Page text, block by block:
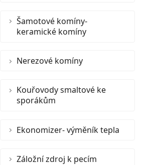
Šamotové komíny-
keramické komíny
Nerezové komíny
Kouřovody smaltové ke
sporákům
Ekonomizer- výměník tepla
Záložní zdroj k pecím